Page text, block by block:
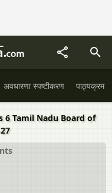
अवधारणा स्पष्टीकरण पाठ्यक्रम
6 Tamil Nadu Board of